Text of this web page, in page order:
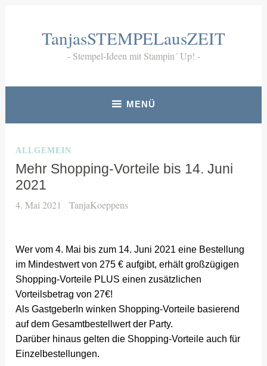
TanjasSTEMPELausZEIT
Stempel-Ideen mit Stampin´ Up!
MENÜ
ALLGEMEIN
Mehr Shopping-Vorteile bis 14. Juni
2021
4. Mai 2021 TanjaKoeppens
Wer vom 4. Mai bis zum 14. Juni 2021 eine Bestellung
im Mindestwert von 275 € aufgibt, erhält großzügigen
Shopping-Vorteile PLUS einen zusätzlichen
Vorteilsbetrag von 27€!
Als GastgeberIn winken Shopping-Vorteile basierend
auf dem Gesamtbestellwert der Party.
Darüber hinaus gelten die Shopping-Vorteile auch für
Einzelbestellungen.